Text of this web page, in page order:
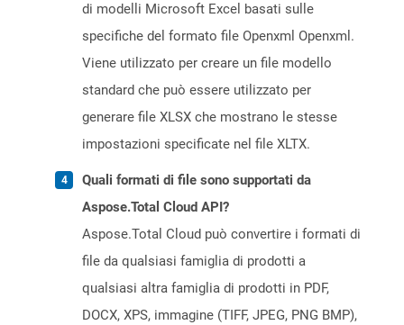
di modelli Microsoft Excel basati sulle
specifiche del formato file Openxml Openxml.
Viene utilizzato per creare un file modello
standard che può essere utilizzato per
generare file XLSX che mostrano le stesse
impostazioni specificate nel file XLTX.
Quali formati di file sono supportati da
Aspose.Total Cloud API?
Aspose.Total Cloud può convertire i formati di
file da qualsiasi famiglia di prodotti a
qualsiasi altra famiglia di prodotti in PDF,
DOCX, XPS, immagine (TIFF, JPEG, PNG BMP),